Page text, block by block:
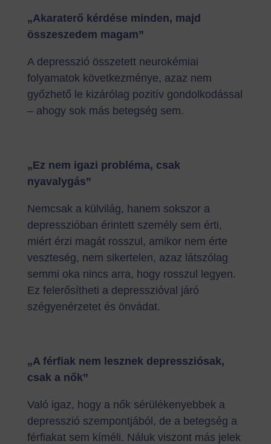
„Akaraterő kérdése minden, majd
összeszedem magam”
A depresszió összetett neurokémiai
folyamatok következménye, azaz nem
győzhető le kizárólag pozitív gondolkodással
– ahogy sok más betegség sem.
„Ez nem igazi probléma, csak
nyavalygás”
Nemcsak a külvilág, hanem sokszor a
depresszióban érintett személy sem érti,
miért érzi magát rosszul, amikor nem érte
veszteség, nem sikertelen, azaz látszólag
semmi oka nincs arra, hogy rosszul legyen.
Ez felerősítheti a depresszióval járó
szégyenérzetet és önvádat.
„A férfiak nem lesznek depressziósak,
csak a nők”
Való igaz, hogy a nők sérülékenyebbek a
depresszió szempontjából, de a betegség a
férfiakat sem kíméli. Náluk viszont más jelek